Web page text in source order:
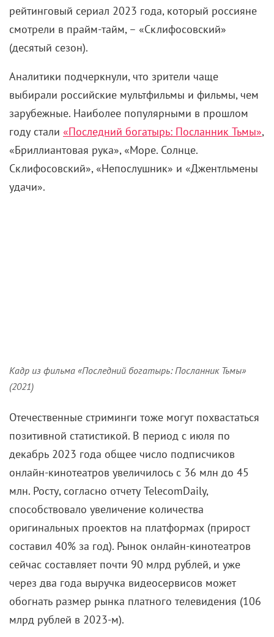
рейтинговый сериал 2023 года, который россияне
смотрели в прайм-тайм, – «Склифосовский»
(десятый сезон).
Аналитики подчеркнули, что зрители чаще
выбирали российские мультфильмы и фильмы, чем
зарубежные. Наиболее популярными в прошлом
году стали «Последний богатырь: Посланник Тьмы»,
«Бриллиантовая рука», «Море. Солнце.
Склифосовский», «Непослушник» и «Джентльмены
удачи».
Кадр из фильма «Последний богатырь: Посланник Тьмы»
(2021)
Отечественные стриминги тоже могут похвастаться
позитивной статистикой. В период с июля по
декабрь 2023 года общее число подписчиков
онлайн-кинотеатров увеличилось с 36 млн до 45
млн. Росту, согласно отчету TelecomDaily,
способствовало увеличение количества
оригинальных проектов на платформах (прирост
составил 40% за год). Рынок онлайн-кинотеатров
сейчас составляет почти 90 млрд рублей, и уже
через два года выручка видеосервисов может
обогнать размер рынка платного телевидения (106
млрд рублей в 2023-м).